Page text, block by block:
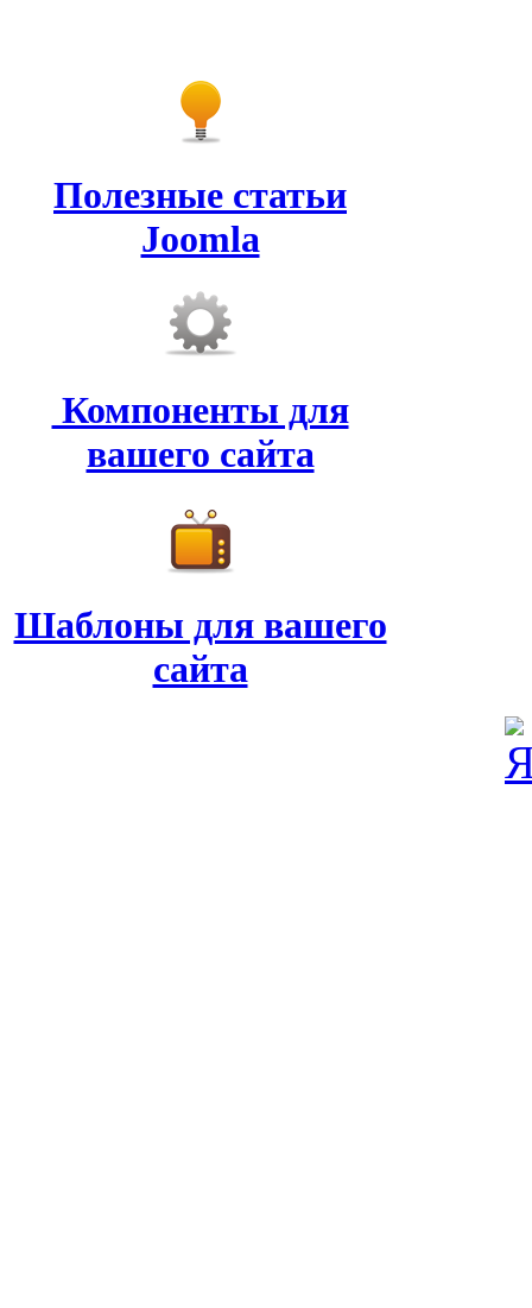
Полезные статьи
Joomla
Компоненты для
вашего сайта
Шаблоны для вашего
сайта